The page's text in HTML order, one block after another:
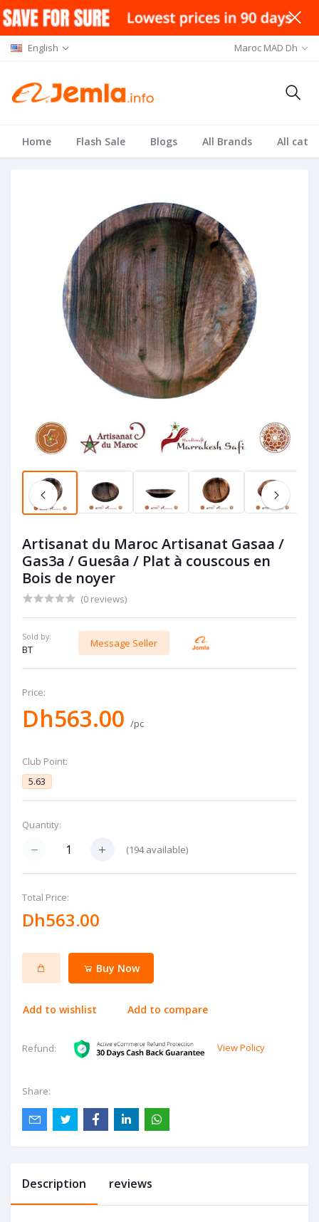
English Maroc MAD Dh
Home Flash Sale Blogs All Brands All
Artisanat du Maroc Artisanat Gasaa /
Gas3a / Guesâa / Plat à couscous en
Bois de noyer
(0 reviews)
Sold by:
BT
Message Seller
Price:
Dh563.00 /pc
Club Point:
5.63
Quantity:
(194available)
Total Price:
Dh563.00
Buy Now
Add to wishlist Add to compare
Refund: View Policy
Share:
Description reviews